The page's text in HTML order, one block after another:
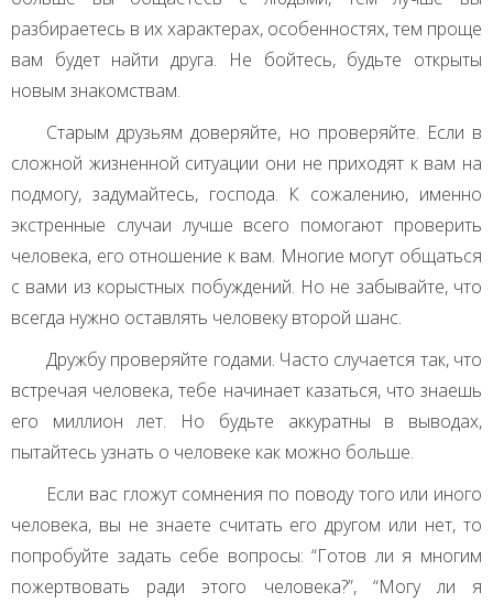
разбираетесь в их характерах, особенностях, тем проще
вам будет найти друга. Не бойтесь, будьте открыты
новым знакомствам.
Старым друзьям доверяйте, но проверяйте. Если в
сложной жизненной ситуации они не приходят к вам на
подмогу, задумайтесь, господа. К сожалению, именно
экстренные случаи лучше всего помогают проверить
человека, его отношение к вам. Многие могут общаться
с вами из корыстных побуждений. Но не забывайте, что
всегда нужно оставлять человеку второй шанс.
Дружбу проверяйте годами. Часто случается так, что
встречая человека, тебе начинает казаться, что знаешь
его миллион лет. Но будьте аккуратны в выводах,
пытайтесь узнать о человеке как можно больше.
Если вас гложут сомнения по поводу того или иного
человека, вы не знаете считать его другом или нет, то
попробуйте задать себе вопросы: “Готов ли я многим
пожертвовать ради этого человека?”, “Могу ли я